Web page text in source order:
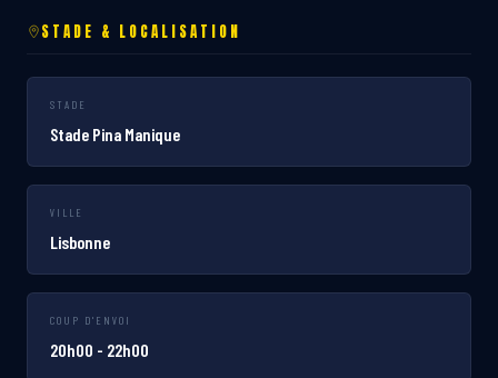
STADE & LOCALISATION
STADE
Stade Pina Manique
VILLE
Lisbonne
COUP D'ENVOI
20h00 - 22h00